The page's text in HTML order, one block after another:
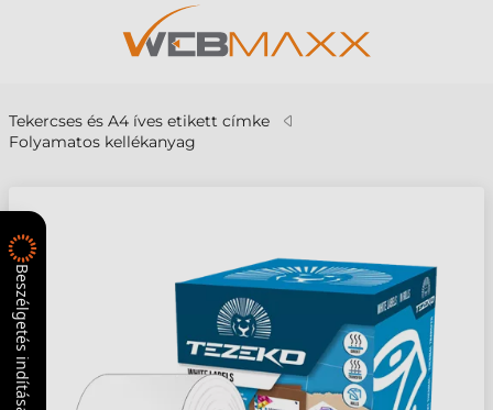
Tekercses és A4 íves etikett címke
Folyamatos kellékanyag
Beszélgetés indítása